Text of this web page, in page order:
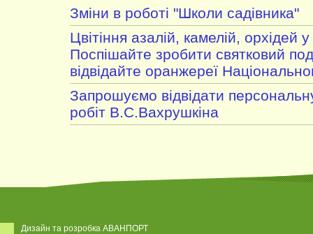
Зміни в роботі "Школи садівника"
Цвітіння азалій, камелій, орхідей
Поспішайте зробити святковий
відвідайте оранжереї
Запрошуємо відвідати
робіт В.С.Вахрушкіна
Дизайн та розробка АВАНПОРТ